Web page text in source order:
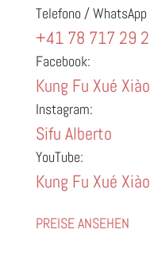
Telefono /
+41 78 717 29
Facebook:
Kung Fu Xué
Instagram:
Sifu Alberto
YouTube:
Kung Fu Xué
PREISE ANSEHEN